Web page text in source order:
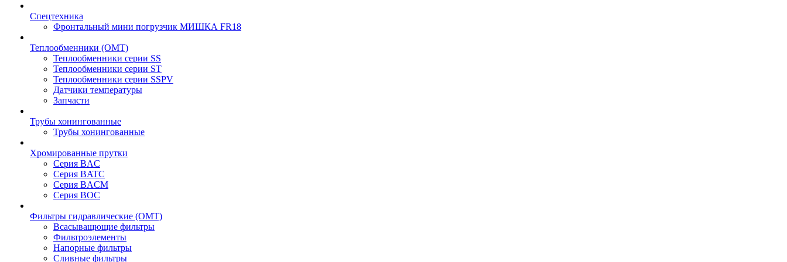
Спецтехника
Фронтальный мини погрузчик МИШКА FR18
Теплообменники (OMT)
Теплообменники серии SS
Теплообменники серии ST
Теплообменники серии SSPV
Датчики температуры
Запчасти
Трубы хонингованные
Трубы хонингованные
Хромированные прутки
Серия BAC
Серия BATC
Серия BACM
Серия BOC
Фильтры гидравлические (OMT)
Всасыващющие фильтры
Фильтроэлементы
Напорные фильтры
Сливные фильтры